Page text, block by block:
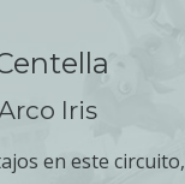
Iris
en este